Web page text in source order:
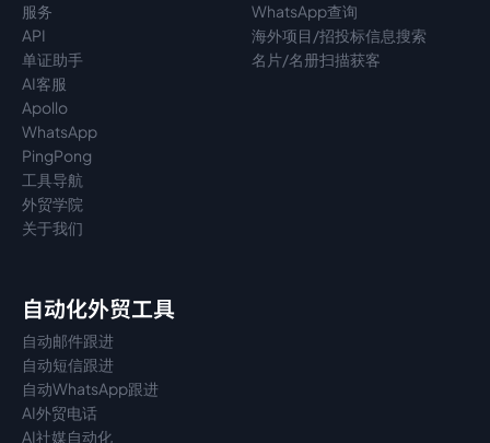
服务
API
单证助手
AI客服
Apollo
WhatsApp
PingPong
工具导航
外贸学院
关于我们
WhatsApp查询
海外项目/招投标信息搜索
名片/名册扫描获客
自动化外贸工具
自动邮件跟进
自动短信跟进
自动WhatsApp跟进
AI外贸电话
AI社媒自动化